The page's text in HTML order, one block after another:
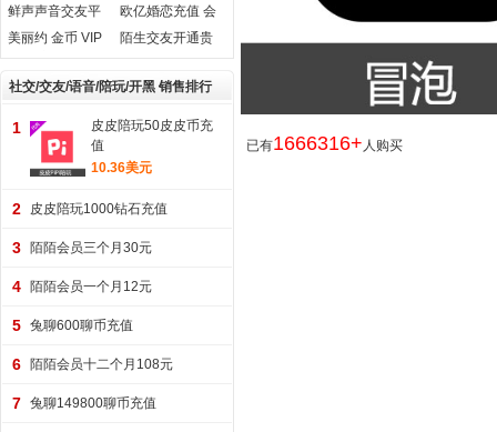
已有1666316+ 人购买
值
鲜声声音交友平
台
欧亿婚恋充值 会
员认证 VIP会员
美丽约 金币 VIP
会员 充值
陌生交友开通贵
族
社交/交友/语音/陪玩/开黑 销售排行
1
皮皮陪玩50皮皮币充
值
10.36美元
2 皮皮陪玩1000钻石充值
3 陌陌会员三个月30元
4 陌陌会员一个月12元
5 兔聊600聊币充值
6 陌陌会员十二个月108元
7 兔聊149800聊币充值